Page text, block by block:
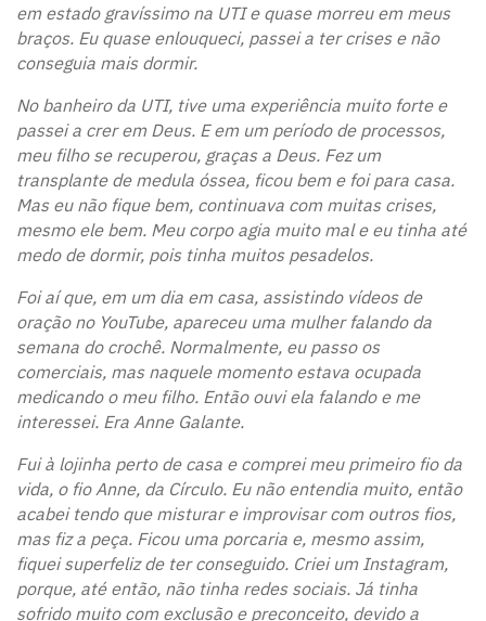
em estado gravíssimo na UTI e quase morreu em meus
braços. Eu quase enlouqueci, passei a ter crises e não
conseguia mais dormir.
No banheiro da UTI, tive uma experiência muito forte e
passei a crer em Deus. E em um período de processos,
meu filho se recuperou, graças a Deus. Fez um
transplante de medula óssea, ficou bem e foi para casa.
Mas eu não fique bem, continuava com muitas crises,
mesmo ele bem. Meu corpo agia muito mal e eu tinha até
medo de dormir, pois tinha muitos pesadelos.
Foi aí que, em um dia em casa, assistindo vídeos de
oração no YouTube, apareceu uma mulher falando da
semana do crochê. Normalmente, eu passo os
comerciais, mas naquele momento estava ocupada
medicando o meu filho. Então ouvi ela falando e me
interessei. Era Anne Galante.
Fui à lojinha perto de casa e comprei meu primeiro fio da
vida, o fio Anne, da Círculo. Eu não entendia muito, então
acabei tendo que misturar e improvisar com outros fios,
mas fiz a peça. Ficou uma porcaria e, mesmo assim,
fiquei superfeliz de ter conseguido. Criei um Instagram,
porque, até então, não tinha redes sociais. Já tinha
sofrido muito com exclusão e preconceito, devido a